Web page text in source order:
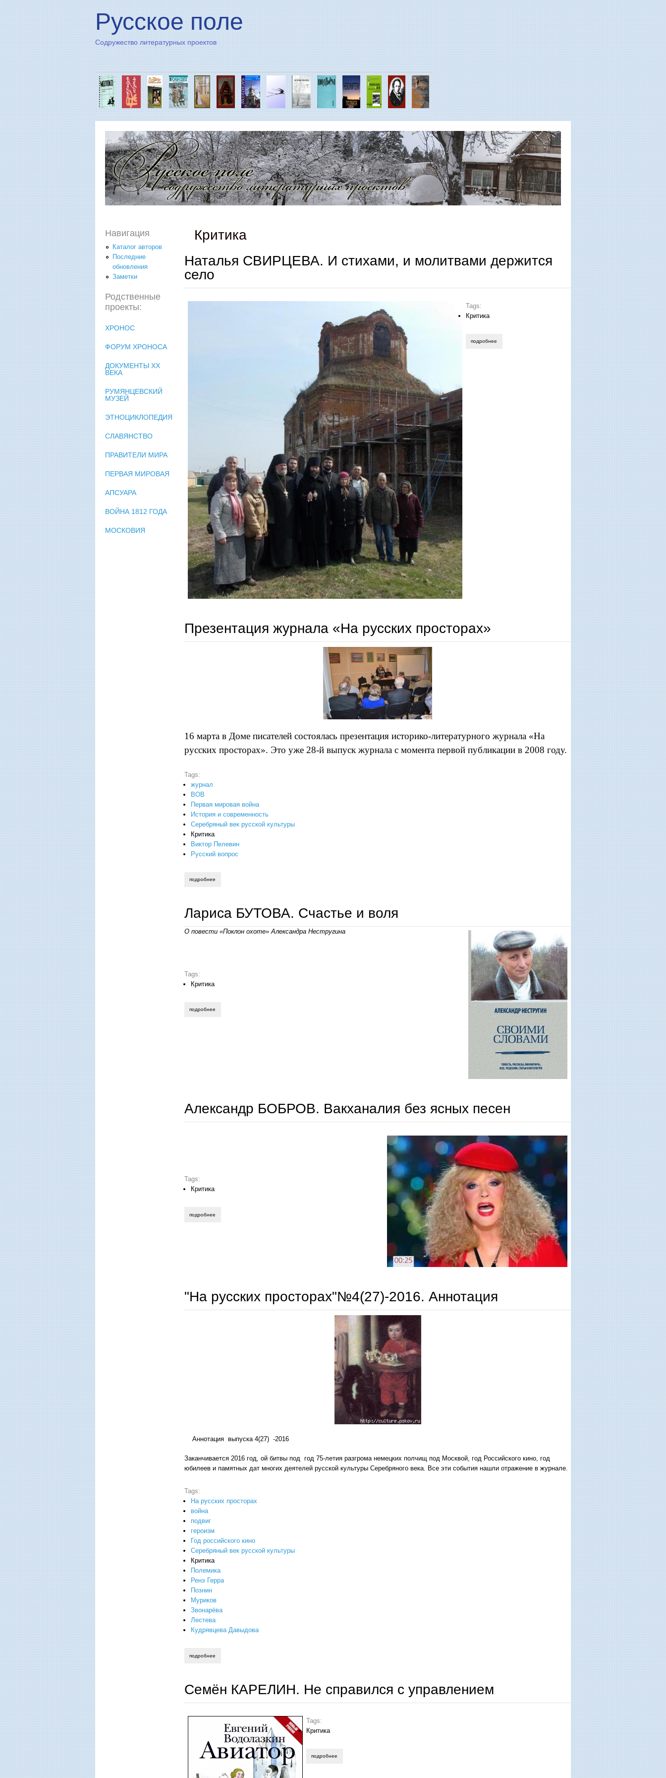
Русское поле
Содружество литературных проектов
Критика
Наталья СВИРЦЕВА. И стихами, и молитвами держится
село
Tags:
Критика
подробнее
Презентация журнала «На русских просторах»
16 марта в Доме писателей состоялась презентация историко-литературного журнала «На
русских просторах». Это уже 28-й выпуск журнала с момента первой публикации в 2008 году.
Tags:
журнал
ВОВ
Первая мировая война
История и современность
Серебряный век русской культуры
Критика
Виктор Пелевин
Русский вопрос
подробнее
Лариса БУТОВА. Счастье и воля
О повести «Поклон охоте» Александра Нестругина
Tags:
Критика
подробнее
Александр БОБРОВ. Вакханалия без ясных песен
Tags:
Критика
подробнее
"На русских просторах"№4(27)-2016. Аннотация
Аннотация выпуска 4(27) -2016
Заканчивается 2016 год, ой битвы под год 75-летия разгрома немецких полчищ под Москвой, год Российского кино, год
юбилеев и памятных дат многих деятелей русской культуры Серебряного века. Все эти события нашли отражение в журнале.
Tags:
На русских просторах
война
подвиг
героизм
Год российского кино
Серебряный век русской культуры
Критика
Полемика
Ренэ Герра
Познин
Муриков
Звонарёва
Лестева
Кудрявцева Давыдова
подробнее
Семён КАРЕЛИН. Не справился с управлением
Tags:
Критика
подробнее
Навигация
Каталог авторов
Последние
обновления
Заметки
Родственные
проекты:
ХРОНОС
ФОРУМ ХРОНОСА
ДОКУМЕНТЫ XX
ВЕКА
РУМЯНЦЕВСКИЙ
МУЗЕЙ
ЭТНОЦИКЛОПЕДИЯ
СЛАВЯНСТВО
ПРАВИТЕЛИ МИРА
ПЕРВАЯ МИРОВАЯ
АПСУАРА
ВОЙНА 1812 ГОДА
МОСКОВИЯ